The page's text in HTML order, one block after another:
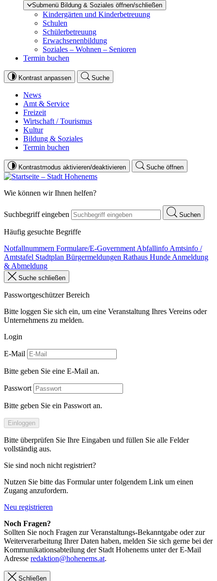
Submenü Bildung & Soziales öffnen/schließen
Kindergärten und Kinderbetreuung
Schulen
Schülerbetreuung
Erwachsenenbildung
Soziales – Wohnen – Senioren
Termin buchen
Kontrast anpassen Suche
News
Amt & Service
Freizeit
Wirtschaft / Tourismus
Kultur
Bildung & Soziales
Termin buchen
Kontrastmodus aktivieren/deaktivieren Suche öffnen
Wie können wir Ihnen helfen?
Suchbegriff eingeben Suchen
Häufig gesuchte Begriffe
Notfallnummern Formulare/E-Government Abfallinfo Amtsinfo /
Amtstafel Stadtplan Bürgermeldungen Rathaus Hunde Anmeldung
& Abmeldung
Suche schließen
Passwortgeschützer Bereich
Bitte loggen Sie sich ein, um eine Veranstaltung Ihres Vereins oder
Unternehmens zu melden.
Login
E-Mail
Bitte geben Sie eine E-Mail an.
Passwort
Bitte geben Sie ein Passwort an.
Einloggen
Bitte überprüfen Sie Ihre Eingaben und füllen Sie alle Felder
vollständig aus.
Sie sind noch nicht registriert?
Nutzen Sie bitte das Formular unter folgendem Link um einen
Zugang anzufordern.
Neu registrieren
Noch Fragen?
Sollten Sie noch Fragen zur Veranstaltungs-Bekanntgabe oder zur
Weiterverarbeitung Ihrer Daten haben, melden Sie sich gerne bei der
Kommunikationsabteilung der Stadt Hohenems unter der E-Mail
Adresse redaktion@hohenems.at.
Schließen